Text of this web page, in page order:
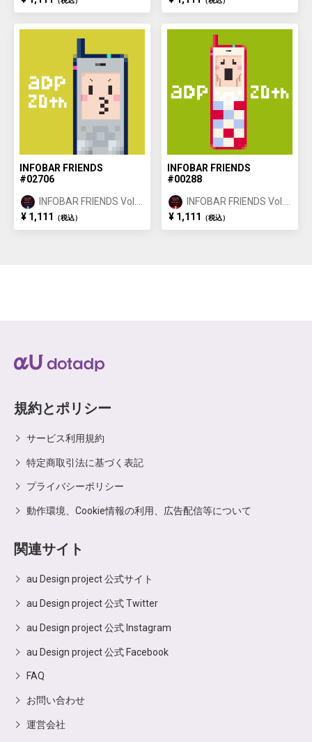
INFOBAR FRIENDS
#02706
INFOBAR FRIENDS Vol.1
BUILDING ②
¥ 1,111 （税込）
INFOBAR FRIENDS
#00288
INFOBAR FRIENDS Vol.1
NISHIKIGOI ①
¥ 1,111 （税込）
規約とポリシー
サービス利用規約
特定商取引法に基づく表記
プライバシーポリシー
動作環境、Cookie情報の利用、広告配信等について
関連サイト
au Design project 公式サイト
au Design project 公式 Twitter
au Design project 公式 Instagram
au Design project 公式 Facebook
FAQ
お問い合わせ
運営会社